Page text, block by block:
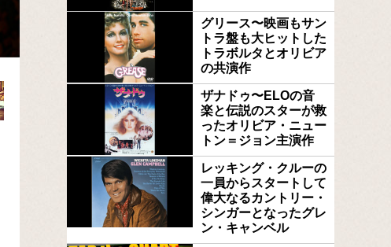
グリース〜映画もサン
トラ盤も大ヒットした
トラボルタとオリビア
の共演作
ザナドゥ〜ELOの音
楽と伝説のスターが救
ったオリビア・ニュー
トン＝ジョン主演作
レッキング・クルーの
一員からスタートして
偉大なるカントリー・
シンガーとなったグレ
ン・キャンベル